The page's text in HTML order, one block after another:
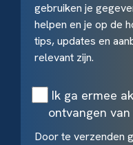
gebruiken je
helpen en je op de
tips, updates en
relevant zijn.
Ik ga ermee
ontvangen
Door te verzenden